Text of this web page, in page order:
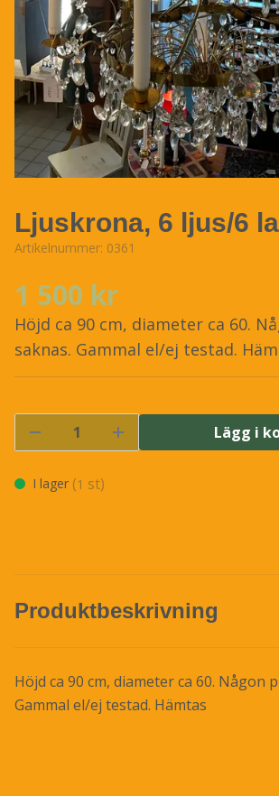
Ljuskrona, 6 ljus/6
Artikelnummer: 0361
1 500 kr
Höjd ca 90 cm, diameter ca 60.
saknas. Gammal el/ej testad.
Lägg i
I lager (1 st)
Produktbeskrivning
Höjd ca 90 cm, diameter ca 60. Någon
Gammal el/ej testad. Hämtas